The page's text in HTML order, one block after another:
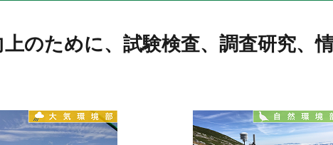
のために、試験検査、 調査研究、